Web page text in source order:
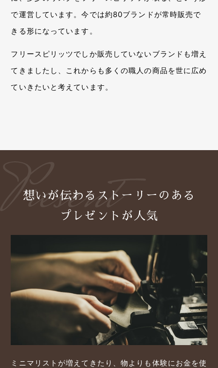
で運営しています。今では約80ブランドが常時販売で
きる形になっています。
フリースピリッツでしか販売していないブランドも増え
てきましたし、これからも多くの職人の商品を世に広め
ていきたいと考えています。
想いが伝わるストーリーのある
プレゼントが人気
ミニマリストが増えてきたり、物よりも体験にお金を使